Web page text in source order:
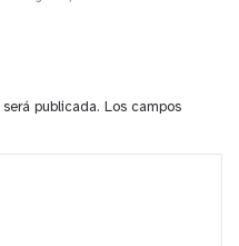
publicada. Los campos